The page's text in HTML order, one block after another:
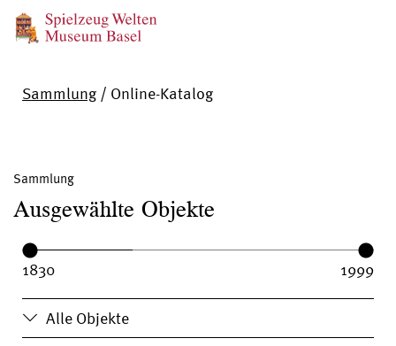
Sammlung / Online-Katalog
Sammlung
Ausgewählte Objekte
Alle Objekte
Year range:
Year from:
Year until: